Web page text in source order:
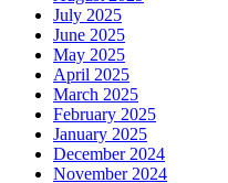
July 2025
June 2025
May 2025
April 2025
March 2025
February 2025
January 2025
December 2024
November 2024